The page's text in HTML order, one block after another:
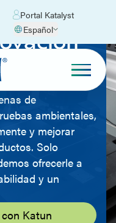
Portal Katalyst
Español
con los últimos
de
ambientales,
y mejorar
Solo
ofrecerle a
y un
Katun